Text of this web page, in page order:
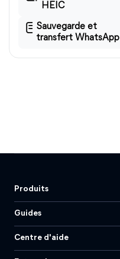
HEIC
Sauvegarde et
transfert WhatsApp
Produits
Guides
Centre d'aide